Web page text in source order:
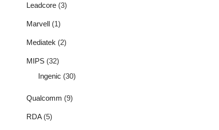
Leadcore (3)
Marvell (1)
Mediatek (2)
MIPS (32)
Ingenic (30)
Qualcomm (9)
RDA(5)